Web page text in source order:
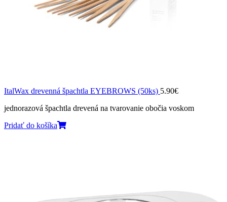
ItalWax drevenná špachtla EYEBROWS (50ks) 5.90€
jednorazová špachtla drevená na tvarovanie obočia voskom
Pridať do košíka